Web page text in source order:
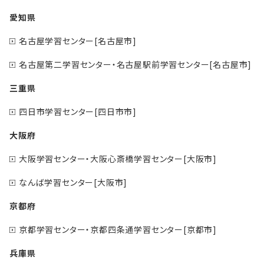
愛知県
名古屋学習センター[名古屋市]
名古屋第二学習センター・名古屋駅前学習センター[名古屋市]
三重県
四日市学習センター[四日市市]
大阪府
大阪学習センター・大阪心斎橋学習センター[大阪市]
なんば学習センター[大阪市]
京都府
京都学習センター・京都四条通学習センター[京都市]
兵庫県